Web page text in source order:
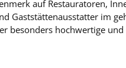
auf Restauratoren,
Gaststättenausstatter im
besonders hochwertige